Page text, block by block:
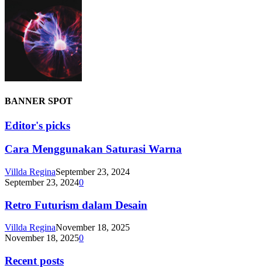
BANNER SPOT
Editor's picks
Cara Menggunakan Saturasi Warna
Villda ReginaSeptember 23, 2024
September 23, 20240
Retro Futurism dalam Desain
Villda ReginaNovember 18, 2025
November 18, 20250
Recent posts